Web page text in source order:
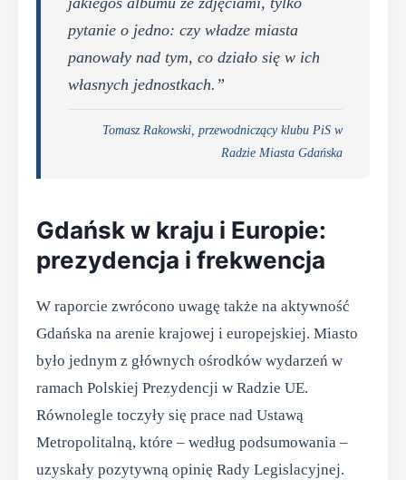
pytanie o jedno: czy władze miasta
panowały nad tym, co działo się w ich
własnych jednostkach.”
Tomasz Rakowski, przewodniczący klubu PiS w
Radzie Miasta Gdańska
Gdańsk w kraju i Europie:
prezydencja i frekwencja
W raporcie zwrócono uwagę także na aktywność
Gdańska na arenie krajowej i europejskiej. Miasto
było jednym z głównych ośrodków wydarzeń w
ramach Polskiej Prezydencji w Radzie UE.
Równolegle toczyły się prace nad Ustawą
Metropolitalną, które – według podsumowania –
uzyskały pozytywną opinię Rady Legislacyjnej.